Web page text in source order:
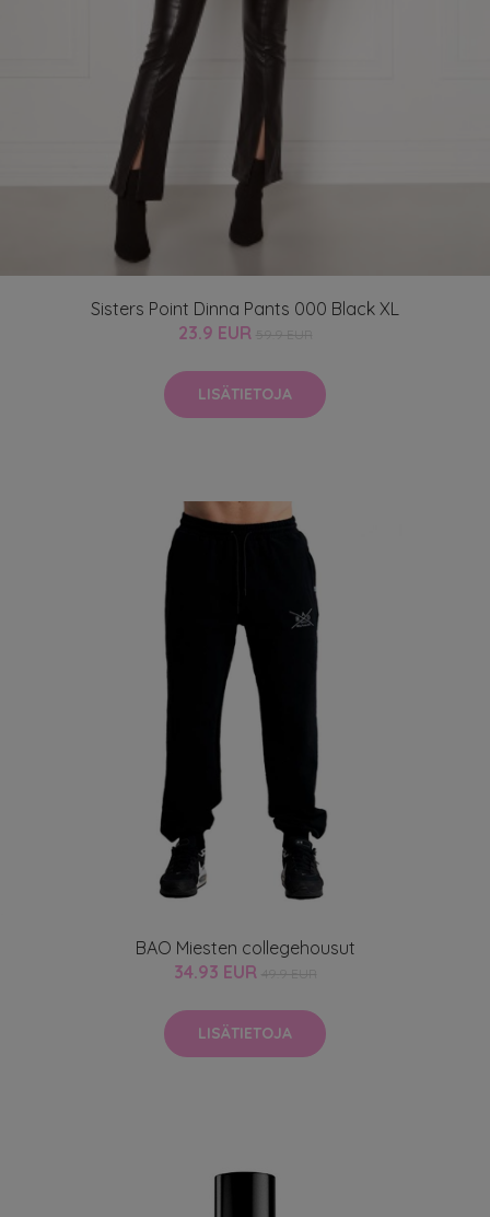
Sisters Point Dinna Pants 000 Black XL
23.9 EUR
LISÄTIETOJA
BAO Miesten collegehousut
34.93 EUR
LISÄTIETOJA